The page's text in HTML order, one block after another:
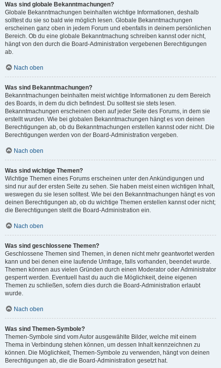
Was sind globale Bekanntmachungen?
Globale Bekanntmachungen beinhalten wichtige Informationen, deshalb
solltest du sie so bald wie möglich lesen. Globale Bekanntmachungen
erscheinen ganz oben in jedem Forum und ebenfalls in deinem persönlichen
Bereich. Ob du eine globale Bekanntmachung schreiben kannst oder nicht,
hängt von den durch die Board-Administration vergebenen Berechtigungen
ab.
Nach oben
Was sind Bekanntmachungen?
Bekanntmachungen beinhalten meist wichtige Informationen zu dem Bereich
des Boards, in dem du dich befindest. Du solltest sie stets lesen.
Bekanntmachungen erscheinen oben auf jeder Seite des Forums, in dem sie
erstellt wurden. Wie bei globalen Bekanntmachungen hängt es von deinen
Berechtigungen ab, ob du Bekanntmachungen erstellen kannst oder nicht. Die
Berechtigungen werden von der Board-Administration vergeben.
Nach oben
Was sind wichtige Themen?
Wichtige Themen eines Forums erscheinen unter den Ankündigungen und
sind nur auf der ersten Seite zu sehen. Sie haben meist einen wichtigen Inhalt,
weswegen du sie lesen solltest. Wie bei den Bekanntmachungen hängt es von
deinen Berechtigungen ab, ob du wichtige Themen erstellen kannst oder nicht;
die Berechtigungen stellt die Board-Administration ein.
Nach oben
Was sind geschlossene Themen?
Geschlossene Themen sind Themen, in denen nicht mehr geantwortet werden
kann und bei denen eine laufende Umfrage, falls vorhanden, beendet wurde.
Themen können aus vielen Gründen durch einen Moderator oder Administrator
gesperrt werden. Eventuell hast du auch die Möglichkeit, deine eigenen
Themen zu schließen, sofern dies durch die Board-Administration erlaubt
wurde.
Nach oben
Was sind Themen-Symbole?
Themen-Symbole sind vom Autor ausgewählte Bilder, welche mit einem
Thema in Verbindung stehen können, um dessen Inhalt kennzeichnen zu
können. Die Möglichkeit, Themen-Symbole zu verwenden, hängt von deinen
Berechtigungen ab, die die Board-Administration gesetzt hat.